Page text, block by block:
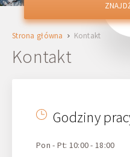
Z
Powrót
Strona główna Kontakt
Kontakt
Godziny
Pon - Pt: 10:00 - 18:00